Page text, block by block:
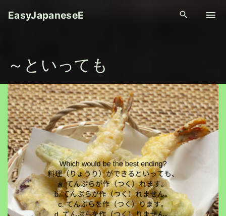
EasyJapaneseE
～といっても